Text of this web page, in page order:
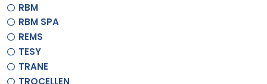
RBM
RBM SPA
REMS
TESY
TRANE
TROCELLEN